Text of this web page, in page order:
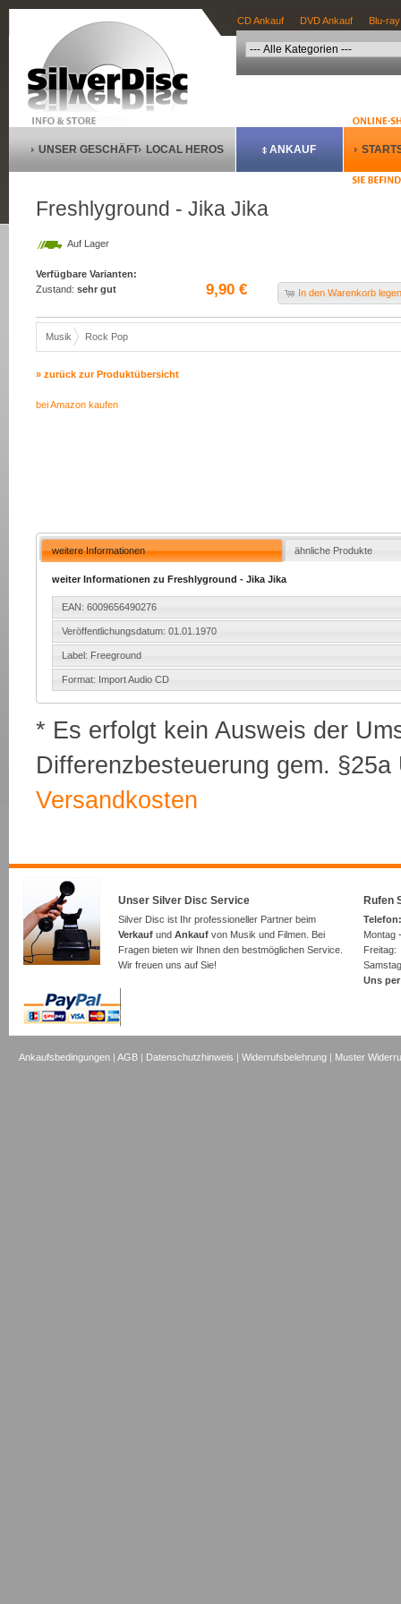
CD Ankauf DVD Ankauf Blu-
UNSER GESCHÄFT LOCAL HEROS ANKAUF
Freshlyground - Jika Jika
Auf Lager
Verfügbare Varianten:
Zustand: sehr gut 9,90 € In den Warenkorb
Musik Rock Pop
» zurück zur Produktübersicht
bei Amazon kaufen
weitere Informationen ähnliche Produkte
weiter Informationen zu Freshlyground - Jika Jika
EAN: 6009656490276
Veröffentlichungsdatum: 01.01.1970
Label: Freeground
Format: Import Audio CD
* Es erfolgt kein Ausweis der
Differenzbesteuerung gem.
Versandkosten
Unser Silver Disc Service
Silver Disc ist Ihr professioneller Partner beim
Verkauf und Ankauf von Musik und Filmen. Bei
Fragen bieten wir Ihnen den bestmöglichen Service.
Wir freuen uns auf Sie!
Rufen
Montag
Uns
Ankaufsbedingungen |AGB | Datenschutzhinweis |Widerrufsbelehrung | Muster